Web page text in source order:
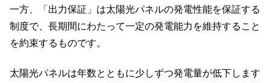
一方、「出力保証」は太陽光パネルの発電性能を保証する
制度で、長期間にわたって一定の発電能力を維持すること
を約束するものです。
太陽光パネルは年数とともに少しずつ発電量が低下します